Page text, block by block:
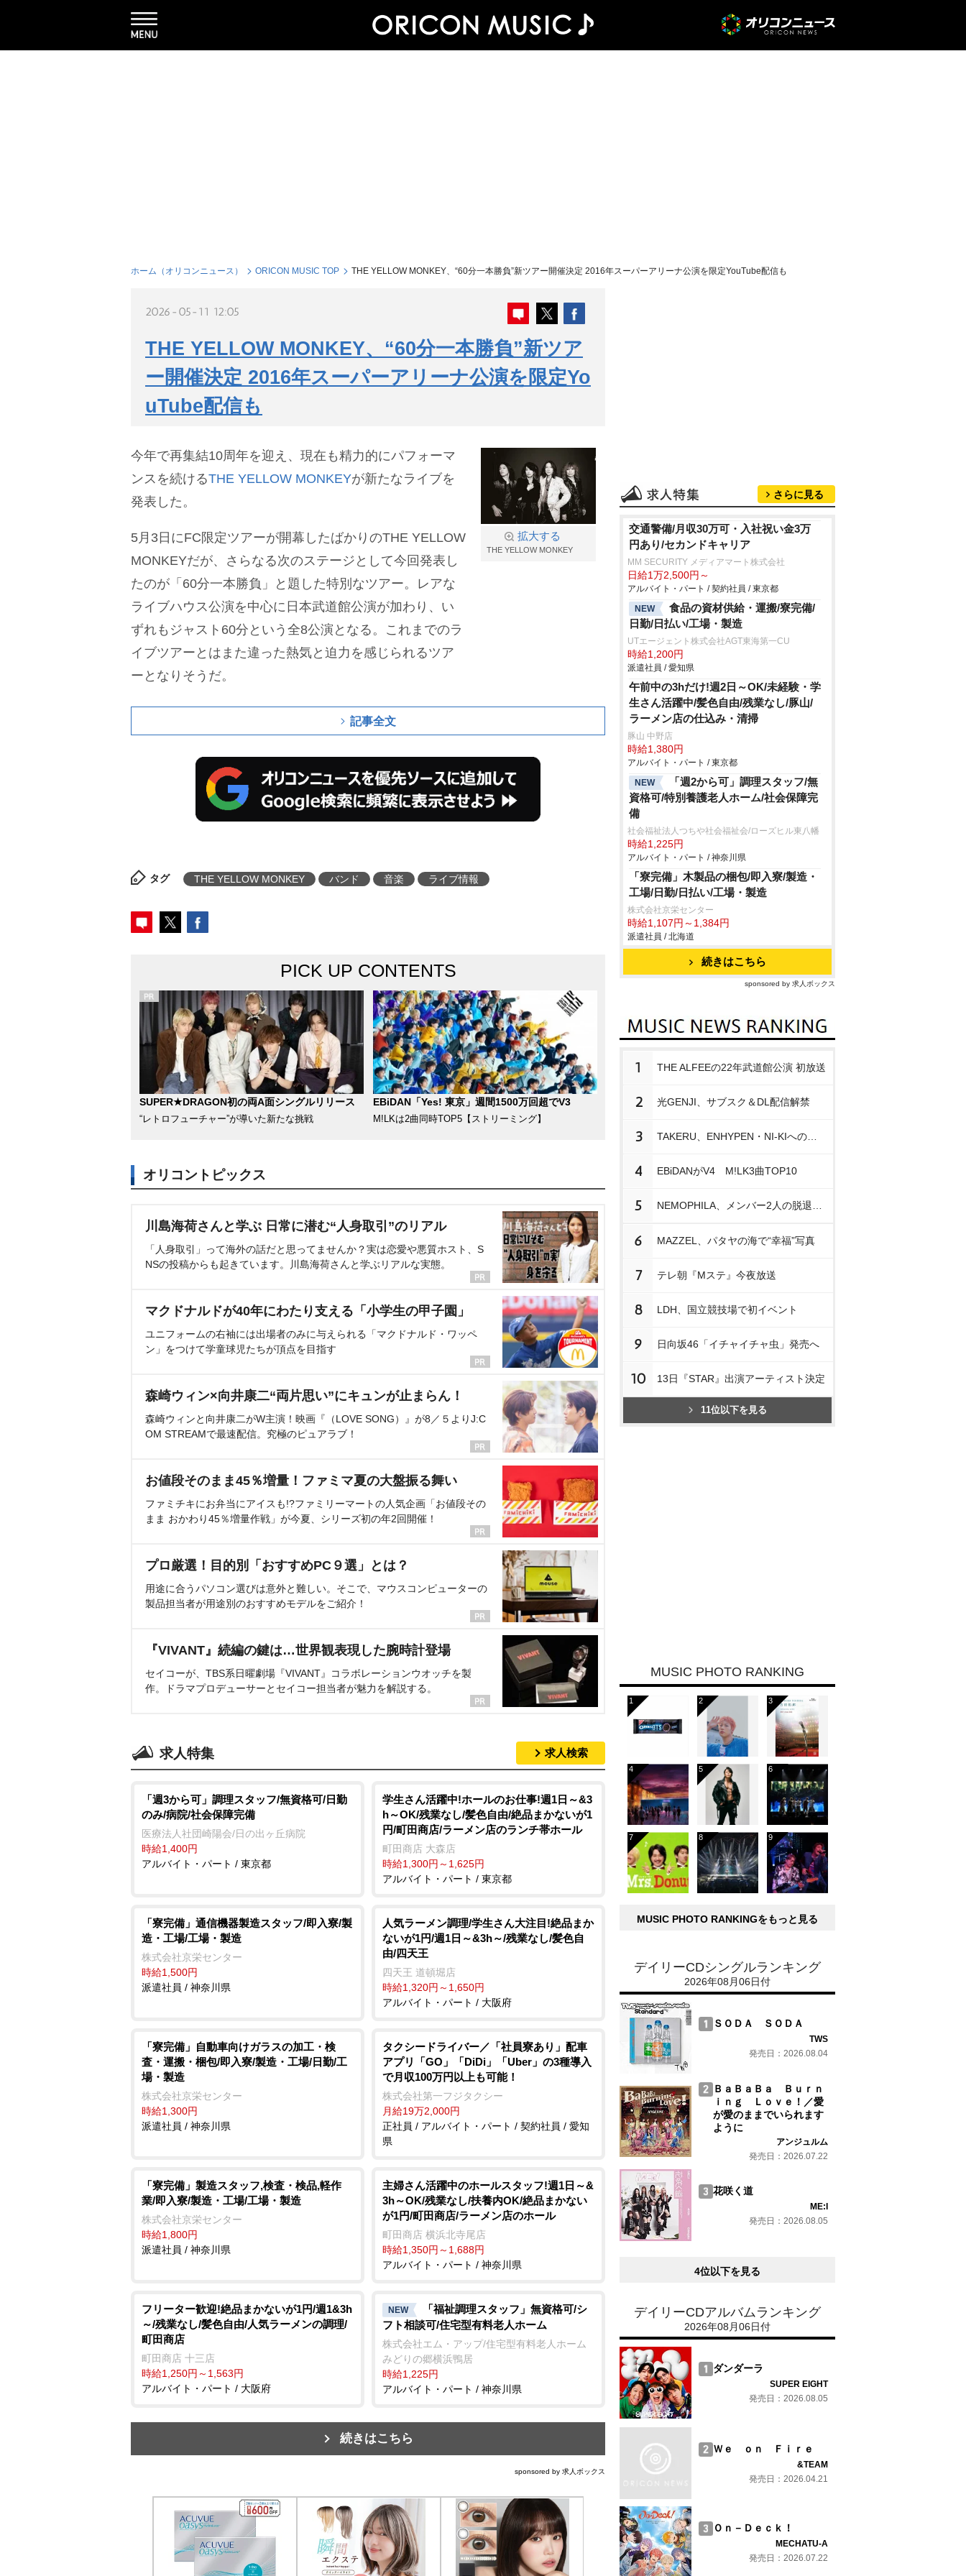
ホーム（オリコンニュース） ORICON MUSIC TOP THE YELLOW MONKEY、“60分一本勝負”新ツアー開催決定 2016年スーパーアリーナ公演を限定YouTube配信も
2026-05-11 12:05
THE YELLOW MONKEY、“60分一本勝負”新ツア
ー開催決定 2016年スーパーアリーナ公演を限定Yo
uTube配信も
拡大する
THE YELLOW MONKEY
今年で再集結10周年を迎え、現在も精力的にパフォーマ
ンスを続けるTHE YELLOW MONKEYが新たなライブを
発表した。
5月3日にFC限定ツアーが開幕したばかりのTHE YELLOW
MONKEYだが、さらなる次のステージとして今回発表し
たのが「60分一本勝負」と題した特別なツアー。レアな
ライブハウス公演を中心に日本武道館公演が加わり、い
ずれもジャスト60分という全8公演となる。これまでのラ
イブツアーとはまた違った熱気と迫力を感じられるツア
ーとなりそうだ。
記事全文
タグ THE YELLOW MONKEY バンド 音楽 ライブ情報
PICK UP CONTENTS
SUPER★DRAGON初の両A面シングルリリース
“レトロフューチャー”が導いた新たな挑戦
EBiDAN「Yes! 東京」週間1500万回超でV3
M!LKは2曲同時TOP5【ストリーミング】
オリコントピックス
川島海荷さんと学ぶ 日常に潜む“人身取引”のリアル
「人身取引」って海外の話だと思ってませんか？実は恋愛や悪質ホスト、S
NSの投稿からも起きています。川島海荷さんと学ぶリアルな実態。
マクドナルドが40年にわたり支える「小学生の甲子園」
ユニフォームの右袖には出場者のみに与えられる「マクドナルド・ワッペ
ン」をつけて学童球児たちが頂点を目指す
森崎ウィン×向井康二“両片思い”にキュンが止まらん！
森崎ウィンと向井康二がW主演！映画『（LOVE SONG）』が8／５よりJ:C
OM STREAMで最速配信。究極のピュアラブ！
お値段そのまま45％増量！ファミマ夏の大盤振る舞い
ファミチキにお弁当にアイスも!?ファミリーマートの人気企画「お値段その
まま おかわり45％増量作戦」が今夏、シリーズ初の年2回開催！
プロ厳選！目的別「おすすめPC９選」とは？
用途に合うパソコン選びは意外と難しい。そこで、マウスコンピューターの
製品担当者が用途別のおすすめモデルをご紹介！
『VIVANT』続編の鍵は…世界観表現した腕時計登場
セイコーが、TBS系日曜劇場『VIVANT』コラボレーションウオッチを製
作。ドラマプロデューサーとセイコー担当者が魅力を解説する。
求人特集 求人検索
「週3から可」調理スタッフ/無資格可/日勤
のみ/病院/社会保障完備
医療法人社団崎陽会/日の出ヶ丘病院
時給1,400円
アルバイト・パート / 東京都
学生さん活躍中!ホールのお仕事!週1日～&3
h～OK/残業なし/髪色自由/絶品まかないが1
円/町田商店/ラーメン店のランチ帯ホール
町田商店 大森店
時給1,300円～1,625円
アルバイト・パート / 東京都
「寮完備」通信機器製造スタッフ/即入寮/製
造・工場/工場・製造
株式会社京栄センター
時給1,500円
派遣社員 / 神奈川県
人気ラーメン調理/学生さん大注目!絶品まか
ないが1円/週1日～&3h～/残業なし/髪色自
由/四天王
四天王 道頓堀店
時給1,320円～1,650円
アルバイト・パート / 大阪府
「寮完備」自動車向けガラスの加工・検
査・運搬・梱包/即入寮/製造・工場/日勤/工
場・製造
株式会社京栄センター
時給1,300円
派遣社員 / 神奈川県
タクシードライバー／「社員寮あり」配車
アプリ「GO」「DiDi」「Uber」の3種導入
で月収100万円以上も可能！
株式会社第一フジタクシー
月給19万2,000円
正社員 / アルバイト・パート / 契約社員 / 愛知
県
「寮完備」製造スタッフ,検査・検品,軽作
業/即入寮/製造・工場/工場・製造
株式会社京栄センター
時給1,800円
派遣社員 / 神奈川県
主婦さん活躍中のホールスタッフ!週1日～&
3h～OK/残業なし/扶養内OK/絶品まかない
が1円/町田商店/ラーメン店のホール
町田商店 横浜北寺尾店
時給1,350円～1,688円
アルバイト・パート / 神奈川県
フリーター歓迎!絶品まかないが1円/週1&3h
～/残業なし/髪色自由/人気ラーメンの調理/
町田商店
町田商店 十三店
時給1,250円～1,563円
アルバイト・パート / 大阪府
NEW
「福祉調理スタッフ」無資格可/シ
フト相談可/住宅型有料老人ホーム
株式会社エム・アップ/住宅型有料老人ホーム
みどりの郷横浜鴨居
時給1,225円
アルバイト・パート / 神奈川県
続きはこちら
sponsored by 求人ボックス
さらに見る
交通警備/月収30万可・入社祝い金3万
円あり/セカンドキャリア
MM SECURITY メディアマート株式会社
日給1万2,500円～
アルバイト・パート / 契約社員 / 東京都
NEW
食品の資材供給・運搬/寮完備/
日勤/日払い/工場・製造
UTエージェント株式会社AGT東海第一CU
時給1,200円
派遣社員 / 愛知県
午前中の3hだけ!週2日～OK/未経験・学
生さん活躍中/髪色自由/残業なし/豚山/
ラーメン店の仕込み・清掃
豚山 中野店
時給1,380円
アルバイト・パート / 東京都
NEW
「週2から可」調理スタッフ/無
資格可/特別養護老人ホーム/社会保障完
備
社会福祉法人つちや社会福祉会/ローズヒル東八幡
時給1,225円
アルバイト・パート / 神奈川県
「寮完備」木製品の梱包/即入寮/製造・
工場/日勤/日払い/工場・製造
株式会社京栄センター
時給1,107円～1,384円
派遣社員 / 北海道
続きはこちら
sponsored by 求人ボックス
1 THE ALFEEの22年武道館公演 初放送
2 光GENJI、サブスク＆DL配信解禁
3
4 EBiDANがV4 M!LK3曲TOP10
5
6 MAZZEL、パタヤの海で“幸福”写真
7 テレ朝『Mステ』今夜放送
8 LDH、国立競技場で初イベント
9 日向坂46「イチャイチャ虫」発売へ
10 13日『STAR』出演アーティスト決定
11位以下を見る
MUSIC PHOTO RANKING
MUSIC PHOTO RANKINGをもっと見る
デイリーCDシングルランキング
2026年08月06日付
ＳＯＤＡ ＳＯＤＡ
TWS
発売日：2026.08.04
ＢａＢａＢａ Ｂｕｒｎ
ｉｎｇ Ｌｏｖｅ！／愛
が愛のままでいられます
ように
アンジュルム
発売日：2026.07.22
花咲く道
ME:I
発売日：2026.08.05
4位以下を見る
デイリーCDアルバムランキング
2026年08月06日付
ダンダーラ
SUPER EIGHT
発売日：2026.08.05
Ｗｅ ｏｎ Ｆｉｒｅ
&TEAM
発売日：2026.04.21
Ｏｎ－Ｄｅｃｋ！
MECHATU-A
発売日：2026.07.22